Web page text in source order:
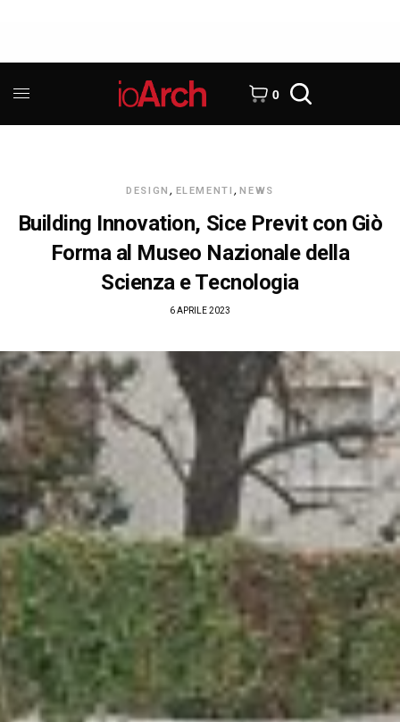
0
DESIGN , ELEMENTI , NEWS
Building Innovation, Sice Previt con Giò
Forma al Museo Nazionale della
Scienza e Tecnologia
6 APRILE 2023